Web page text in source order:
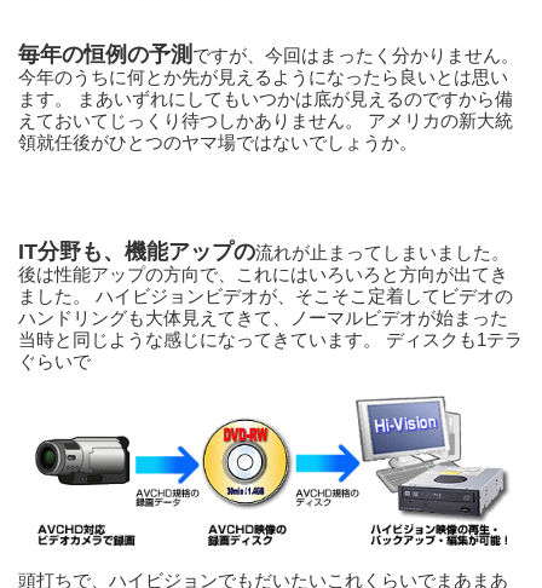
毎年の恒例の予測 ですが、今回はまったく分かりません。
今年のうちに何とか先が見えるようになったら良いとは思い
ます。 まあいずれにしてもいつかは底が見えるのですから備
えておいてじっくり待つしかありません。 アメリカの新大統
領就任後がひとつのヤマ場ではないでしょうか。
IT分野も、機能アップの流れが止まってしまいました。
後は性能アップの方向で、これにはいろいろと方向が出てき
ました。 ハイビジョンビデオが、そこそこ定着してビデオの
ハンドリングも大体見えてきて、ノーマルビデオが始まった
当時と同じような感じになってきています。 ディスクも1テラ
ぐらいで
頭打ちで、ハイビジョンでもだいたいこれくらいでまあまあ